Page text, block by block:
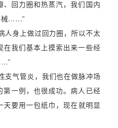
、回力圈和热蒸汽，我们国内
……”
人身上做过回力圈，所以不太
在我们基本上摸索出来一些经
支气管炎，我们也在做脉冲场
一例，也很成功。病人已经
要用一包纸巾，现在就明显